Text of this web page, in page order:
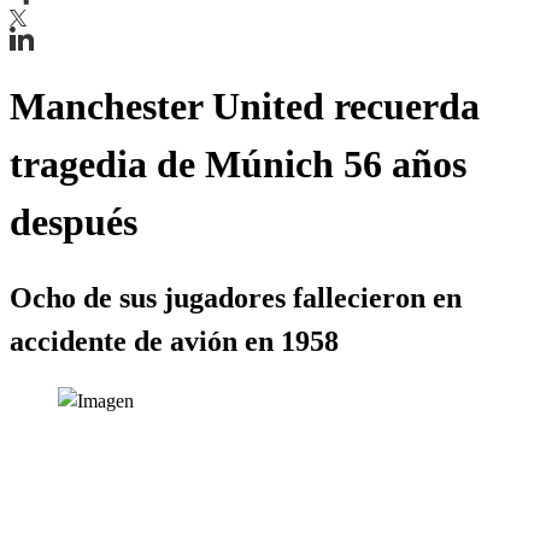
Manchester United recuerda
tragedia de Múnich 56 años
después
Ocho de sus jugadores fallecieron en
accidente de avión en 1958